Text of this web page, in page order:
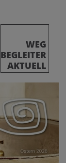
WEG
BEGLEITER
AKTUELL